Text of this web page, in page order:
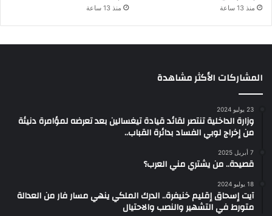
منذ 13 ساعة منذ 13 ساعة
المشاركات الأكثر مشاهدة
23 يوليو 2024
وزارة الداخلية تنتصر لقائد قيادة تيغسالين بعد تعرضه لمؤامرة دنيئة
من إخراج لوبي الفساد بدائرة القباب..
7 أبريل 2025
قصيدة.. من يشتري مني العرب؟
18 يوليو 2024
آيت إسحاق إقليم خنيفرة.. الدرك الملكي ينهي مسار فار من العدالة
متورط في التشهير والنصب والاحتيال